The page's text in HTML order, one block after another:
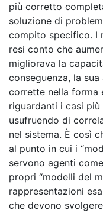
più corretto
soluzione di
compito specifico. I
resi conto che
migliorava la
conseguenza, la
corrette nella forma
riguardanti i casi
usufruendo di
nel sistema. È così
al punto in cui i
servono agenti
propri “modelli del
rappresentazioni
che devono